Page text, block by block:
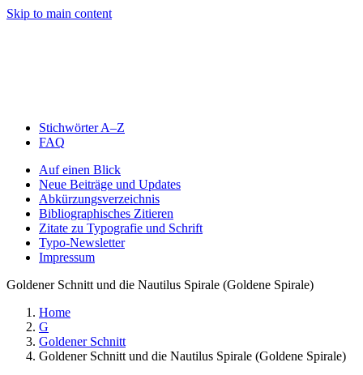
Skip to main content
Stichwörter A–Z
FAQ
Auf einen Blick
Neue Beiträge und Updates
Abkürzungsverzeichnis
Bibliographisches Zitieren
Zitate zu Typografie und Schrift
Typo-Newsletter
Impressum
Goldener Schnitt und die Nautilus Spirale (Goldene Spirale)
Home
G
Goldener Schnitt
Goldener Schnitt und die Nautilus Spirale (Goldene Spirale)